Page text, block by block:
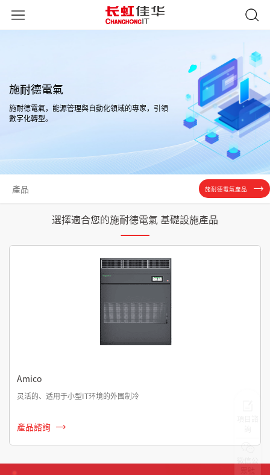
施耐德電氣
施耐德電氣，能源管理與自動化領域的專家，引領
數字化轉型。
產品 施耐德電氣產品
選擇適合您的施耐德電氣 基礎設施產品
Amico
灵活的、适用于小型IT环境的外围制冷
產品諮詢